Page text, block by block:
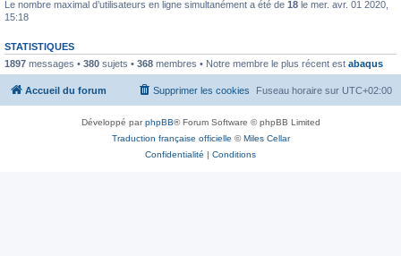
Le nombre maximal d’utilisateurs en ligne simultanément a été de 18 le mer. avr. 01 2020,
15:18
STATISTIQUES
1897 messages • 380 sujets • 368 membres • Notre membre le plus récent est abaqus
Accueil du forum Fuseau horaire sur UTC+02:00
Supprimer les cookies
Développé parphpBB® Forum Software © phpBB Limited
Traduction française officielle ©Miles Cellar
Confidentialité | Conditions